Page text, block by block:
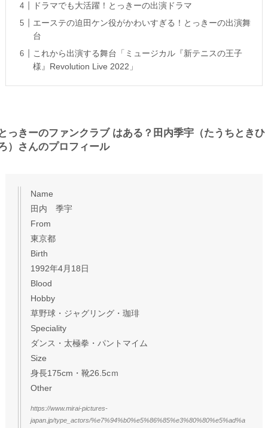
ドラマでも大活躍！とっきーの出演ドラマ
エーステの迫田ケン役がかわいすぎる！とっきーの出演舞
台
これから出演する舞台「ミュージカル『新テニスの王子
様』Revolution Live 2022」
っきーのファンクラブ はある？田内季宇（たうちときひ
）さんのプロフィール
Name
田内 季宇
From
東京都
Birth
1992年4月18日
Blood
Hobby
草野球・ジャグリング・珈琲
Speciality
ダンス・太極拳・パントマイム
Size
身長175cm・靴26.5cｍ
Other
https://www.mirai-pictures-
japan.jp/type_actors/%e7%94%b0%e5%86%85%e3%80%80%e5%ad%a